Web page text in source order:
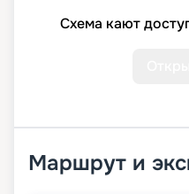
Схема кают
Маршрут и